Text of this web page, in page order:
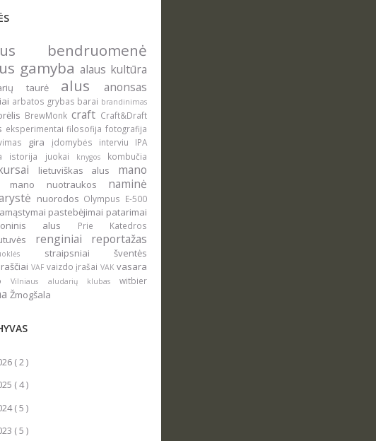
bendruomenė
gamyba alaus kultūra
taurė alusanonsas
arbatos grybas barai brandinimas
BrewMonk craft Craft&Draft
eksperimentaifilosofijafotografija
gira įdomybės interviu IPA
istorija juokai knygos kombučia
lietuviškas alus mano
mano nuotraukos naminė
nuorodos Olympus E-500
pastebėjimai patarimai
alus
Prie Katedros
renginiai reportažas
straipsniai šventės
VAF vaizdo įrašaiVAKvasara
Vilniaus aludarių klubas witbier
Žmogšala
( 2 )
( 4 )
( 5 )
( 5 )